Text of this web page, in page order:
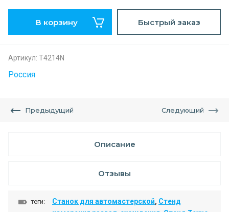
В корзину Быстрый заказ
Артикул: Т4214N
Россия
Предыдущий Следующий
Описание
Отзывы
теги: Станок для автомастерской, Стенд